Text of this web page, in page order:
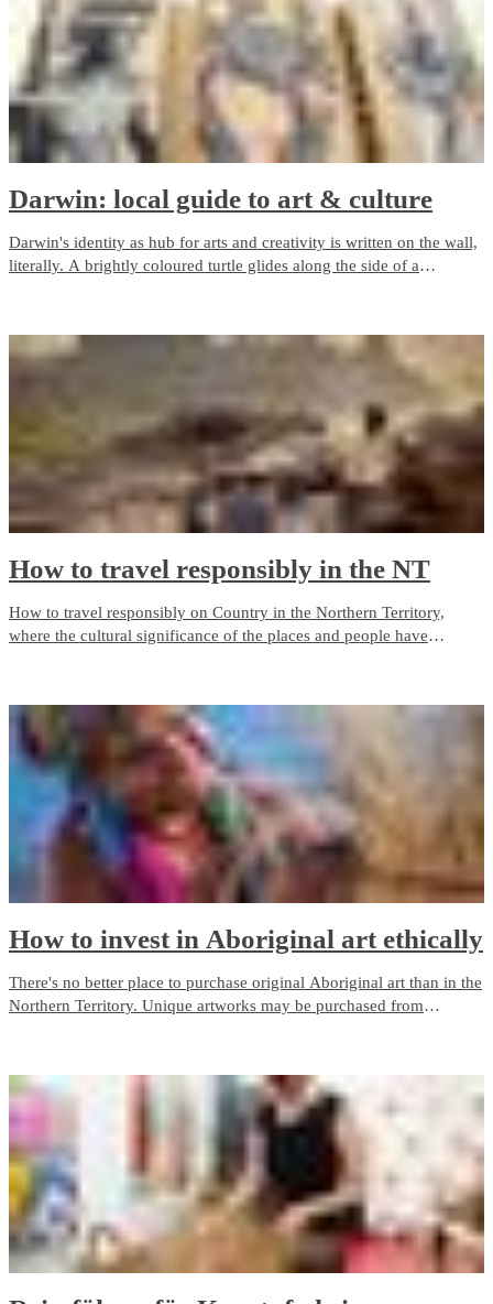
Darwin: local guide to art & culture
Darwin's identity as hub for arts and creativity is written on the wall,
literally. A brightly coloured turtle glides along the side of a
laneway.
How to travel responsibly in the NT
How to travel responsibly on Country in the Northern Territory,
where the cultural significance of the places and people have
How to invest in Aboriginal art ethically
There's no better place to purchase original Aboriginal art than in the
Northern Territory. Unique artworks may be purchased from
generate income which helps support Aboriginal communities.